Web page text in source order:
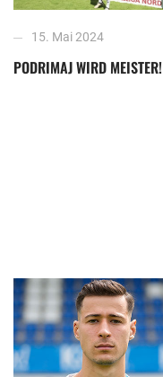
15. Mai 2024
PODRIMAJ WIRD MEISTER!